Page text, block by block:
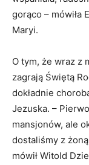
gorąco – mówiła
Maryi.
O tym, że wraz z
zagrają Świętą
dokładnie
Jezuska. –
mansjonów, ale
dostaliśmy z
mówił Witold